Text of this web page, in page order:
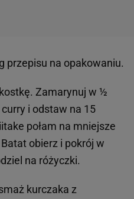
przepisu na opakowaniu.
Zamarynuj w ½
i odstaw na 15
połam na mniejsze
obierz i pokrój w
na różyczki.
kurczaka z